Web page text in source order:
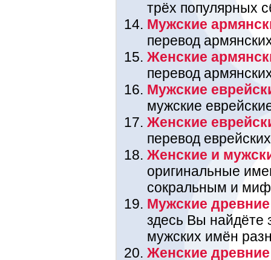
трёх популярных
Мужские
перевод
Женские
перевод
Мужские
мужские
Женские
перевод
Женские и
оригинальные
сокральным и
Мужские
здесь Вы найдёте
мужских имён
Женские